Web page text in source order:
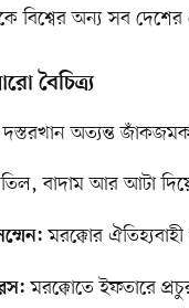
বিশ্বের অন্য সব
বৈচিত্র্য
অত্যন্ত
বাদাম আর আটা দিয়ে
মরক্কোর
মরক্কোতে ইফতারে